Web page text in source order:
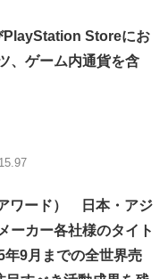
PlayStation Storeにお
、ゲーム内通貨を含
ワード） 日本・アジ
ーカー各社様のタイト
9月までの全世界売